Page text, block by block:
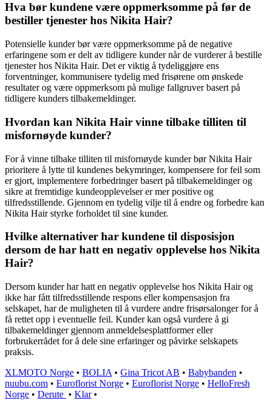
Hva bør kundene være oppmerksomme på før de
bestiller tjenester hos Nikita Hair?
Potensielle kunder bør være oppmerksomme på de negative
erfaringene som er delt av tidligere kunder når de vurderer å bestille
tjenester hos Nikita Hair. Det er viktig å tydeliggjøre ens
forventninger, kommunisere tydelig med frisørene om ønskede
resultater og være oppmerksom på mulige fallgruver basert på
tidligere kunders tilbakemeldinger.
Hvordan kan Nikita Hair vinne tilbake tilliten til
misfornøyde kunder?
For å vinne tilbake tilliten til misfornøyde kunder bør Nikita Hair
prioritere å lytte til kundenes bekymringer, kompensere for feil som
er gjort, implementere forbedringer basert på tilbakemeldinger og
sikre at fremtidige kundeopplevelser er mer positive og
tilfredsstillende. Gjennom en tydelig vilje til å endre og forbedre kan
Nikita Hair styrke forholdet til sine kunder.
Hvilke alternativer har kundene til disposisjon
dersom de har hatt en negativ opplevelse hos Nikita
Hair?
Dersom kunder har hatt en negativ opplevelse hos Nikita Hair og
ikke har fått tilfredsstillende respons eller kompensasjon fra
selskapet, har de muligheten til å vurdere andre frisørsalonger for å
få rettet opp i eventuelle feil. Kunder kan også vurdere å gi
tilbakemeldinger gjennom anmeldelsesplattformer eller
forbrukerrådet for å dele sine erfaringer og påvirke selskapets
praksis.
XLMOTO Norge • BOLIA • Gina Tricot AB • Babybanden •
nuubu.com • Euroflorist Norge • Euroflorist Norge • HelloFresh
Norge • Derute • Klar•